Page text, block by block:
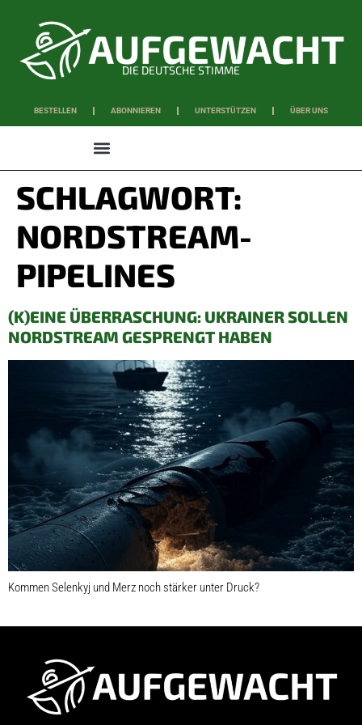
DIE DEUTSCHE STIMME
BESTELLEN ABONNIEREN UNTERSTÜTZEN ÜBER UNS
SCHLAGWORT:
NORDSTREAM-
PIPELINES
(K)EINE ÜBERRASCHUNG: UKRAINER SOLLEN
NORDSTREAM GESPRENGT HABEN
Kommen Selenkyj und Merz noch stärker unter Druck?